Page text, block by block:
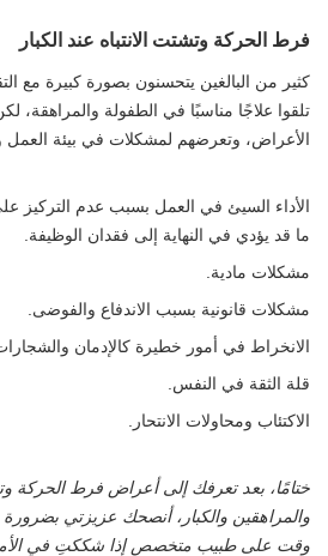
فرط الحركة وتشتت الانتباه عند الكبار
كثير من البالغين يتحسنون بصورة كبيرة مع
تلقوا علاجًا مناسبًا في الطفولة والمراهقة،
الأعراض، وتعرضهم لمشكلات في بيئة العمل
الأداء السيئ في العمل بسبب عدم التركيز
ما قد يؤدي في النهاية إلى فقدان الوظيفة.
مشكلات مادية.
مشكلات قانونية بسبب الاندفاع والفوضى.
الانخراط في أمور خطيرة كالإدمان
قلة الثقة في النفس.
الاكتئاب ومحاولات الانتحار.
ختامًا، بعد تعرفك إلى أعراض فرط الحركة
والمراهقين والكبار، أنصحك عزيزتي
وقت على طبيب متخصص إذا شككتِ في